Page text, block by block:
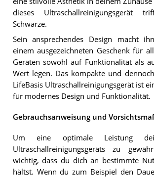
dieses Ultraschallreinigungsgerät
Schwarze.
Sein ansprechendes Design macht
einem ausgezeichneten Geschenk für
Geräten sowohl auf Funktionalität als
Wert legen. Das kompakte und
LifeBasis Ultraschallreinigungsgerät ist
für modernes Design und Funktionalität.
Gebrauchsanweisung und
Um eine optimale Leistung
Ultraschallreinigungsgeräts zu
wichtig, dass du dich an bestimmte
hältst. Wenn du zum Beispiel den